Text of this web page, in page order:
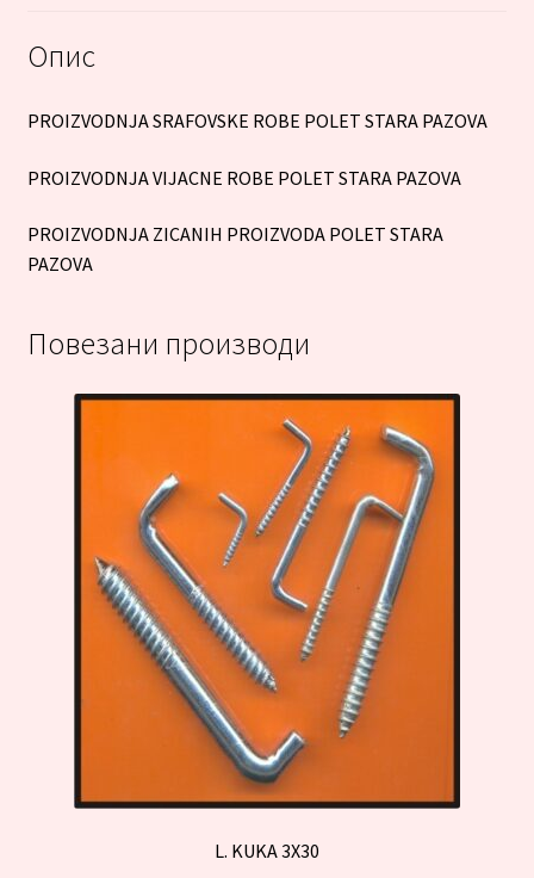
Опис
PROIZVODNJA SRAFOVSKE ROBE POLET STARA PAZOVA
PROIZVODNJA VIJACNE ROBE POLET STARA PAZOVA
PROIZVODNJA ZICANIH PROIZVODA POLET STARA
PAZOVA
Повезани производи
L. KUKA 3X30